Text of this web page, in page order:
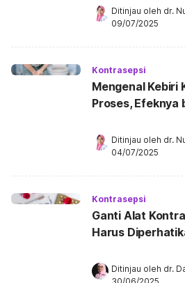
Ditinjau oleh dr.
09/07/2025
Kontrasepsi
Mengenal Kebiri
Proses, Efeknya
Ditinjau oleh dr.
04/07/2025
Kontrasepsi
Ganti Alat
Harus
Ditinjau oleh dr.
30/06/2025